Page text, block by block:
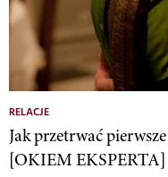
RELACJE
Jak przetrwać
[OKIEM EKSPERTA]